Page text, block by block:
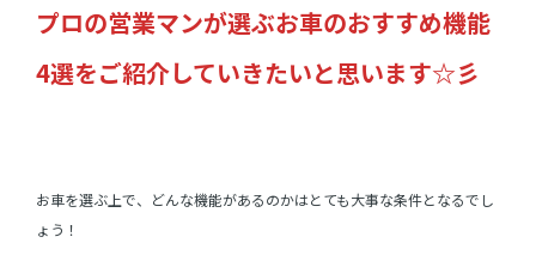
プロの営業マンが選ぶお車のおすすめ機能
4選をご紹介していきたいと思います☆彡
お車を選ぶ上で、どんな機能があるのかはとても大事な条件となるでし
ょう！